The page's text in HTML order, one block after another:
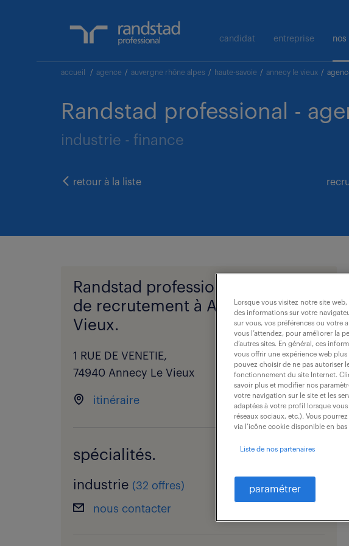
candidat entreprise nos
accueil / agence / auvergne rhône alpes / haute-savoie / annecy le vieux /
Randstad professional -
industrie - finance
retour à la liste
Randstad professional - agence
de recrutement à Annecy Le
Vieux.
1 RUE DE VENETIE,
74940 Annecy Le Vieux
itinéraire
spécialités.
industrie (32 offres)
nous contacter
Lorsque vous visitez notre site
des informations sur votre
sur vous, vos préférences ou votre
vous l’attendez, pour améliorer la
d’autres sites. En général, ces
vous offrir une expérience web
pouvez choisir de ne pas autoriser
fonctionnement du site Internet.
savoir plus et modifier nos
votre navigation sur le site et les
adaptées à votre profil lorsque
réseaux sociaux, etc.). Vous
via l’icône cookie disponible en
Liste de nos partenaires
paramétrer